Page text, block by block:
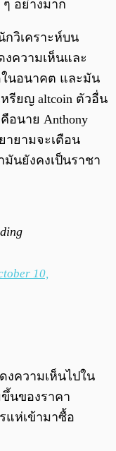
อย่างมาก
กวิเคราะห์บน
งความเห็นและ
ในอนาคต และมัน
รียญ altcoin ตัวอื่น
นาย Anthony
ายามจะเตือน
นยังคงเป็นราชา
10,
งความเห็นไปใน
นของราคา
แห่เข้ามาซื้อ